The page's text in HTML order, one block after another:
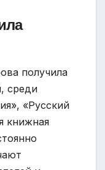
получила
среди
«Русский
книжная